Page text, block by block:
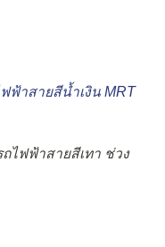
ฟ้าสายสีน้ำเงิน MRT
ถไฟฟ้าสายสีเทา ช่วง